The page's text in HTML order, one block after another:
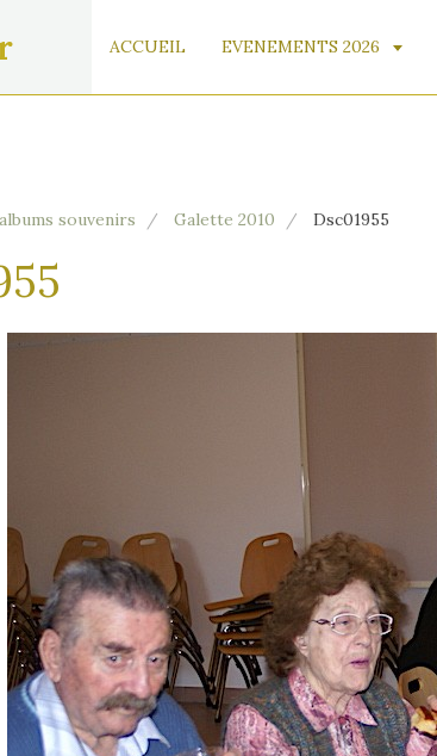
ACCUEIL EVENEMENTS 2026
souvenirs Galette 2010 Dsc01955